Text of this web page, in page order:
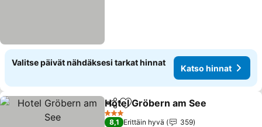
Valitse päivät nähdäksesi tarkat hinnat
Katso hinnat
Jaa Lisää suosikkeihin
Hotel Gröbern am See
3 Tähtiluokitus
8,1 Erittäin hyvä
359